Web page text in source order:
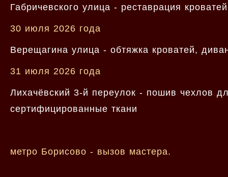
Габричевского улица - реставрация
30 июля 2026 года
Верещагина улица - обтяжка кроватей,
31 июля 2026 года
Лихачёвский 3-й переулок - пошив чехлов
сертифицированные ткани
метро Борисово - вызов мастера.